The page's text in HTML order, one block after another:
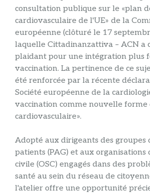
consultation publique sur le «plan
cardiovasculaire de l'UE» de la
européenne (clôturé le 17
laquelle Cittadinanzattiva – ACN a
plaidant pour une intégration plus
vaccination. La pertinence de ce
été renforcée par la récente
Société européenne de la
vaccination comme nouvelle
cardiovasculaire».
Adopté aux dirigeants des groupes
patients (PAG) et aux organisations
civile (OSC) engagés dans des
santé au sein du réseau de
l'atelier offre une opportunité